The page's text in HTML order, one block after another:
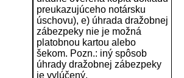
preukazujúceho notársku
úschovu), e) úhrada dražobnej
zábezpeky nie je možná
platobnou kartou alebo
šekom. Pozn.: iný spôsob
úhrady dražobnej zábezpeky
je vylúčený.